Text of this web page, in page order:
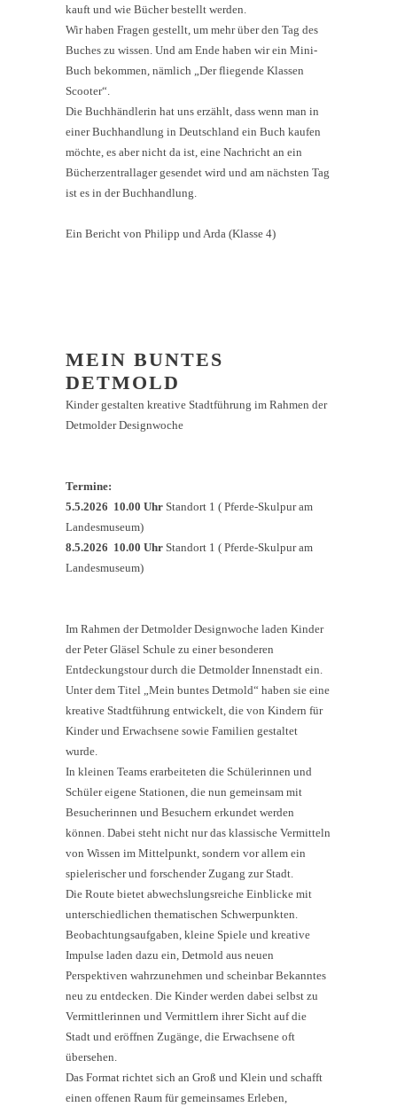
kauft und wie Bücher bestellt werden.
Wir haben Fragen gestellt, um mehr über den Tag des
Buches zu wissen. Und am Ende haben wir ein Mini-
Buch bekommen, nämlich „Der fliegende Klassen
Scooter“.
Die Buchhändlerin hat uns erzählt, dass wenn man in
einer Buchhandlung in Deutschland ein Buch kaufen
möchte, es aber nicht da ist, eine Nachricht an ein
Bücherzentrallager gesendet wird und am nächsten Tag
ist es in der Buchhandlung.
Ein Bericht von Philipp und Arda (Klasse 4)
MEIN BUNTES
DETMOLD
Kinder gestalten kreative Stadtführung im Rahmen der
Detmolder Designwoche
Termine:
5.5.2026 10.00 Uhr Standort 1 ( Pferde-Skulpur am
Landesmuseum)
8.5.2026 10.00 Uhr Standort 1 ( Pferde-Skulpur am
Landesmuseum)
Im Rahmen der Detmolder Designwoche laden Kinder
der Peter Gläsel Schule zu einer besonderen
Entdeckungstour durch die Detmolder Innenstadt ein.
Unter dem Titel „Mein buntes Detmold“ haben sie eine
kreative Stadtführung entwickelt, die von Kindern für
Kinder und Erwachsene sowie Familien gestaltet
wurde.
In kleinen Teams erarbeiteten die Schülerinnen und
Schüler eigene Stationen, die nun gemeinsam mit
Besucherinnen und Besuchern erkundet werden
können. Dabei steht nicht nur das klassische Vermitteln
von Wissen im Mittelpunkt, sondern vor allem ein
spielerischer und forschender Zugang zur Stadt.
Die Route bietet abwechslungsreiche Einblicke mit
unterschiedlichen thematischen Schwerpunkten.
Beobachtungsaufgaben, kleine Spiele und kreative
Impulse laden dazu ein, Detmold aus neuen
Perspektiven wahrzunehmen und scheinbar Bekanntes
neu zu entdecken. Die Kinder werden dabei selbst zu
Vermittlerinnen und Vermittlern ihrer Sicht auf die
Stadt und eröffnen Zugänge, die Erwachsene oft
übersehen.
Das Format richtet sich an Groß und Klein und schafft
einen offenen Raum für gemeinsames Erleben,